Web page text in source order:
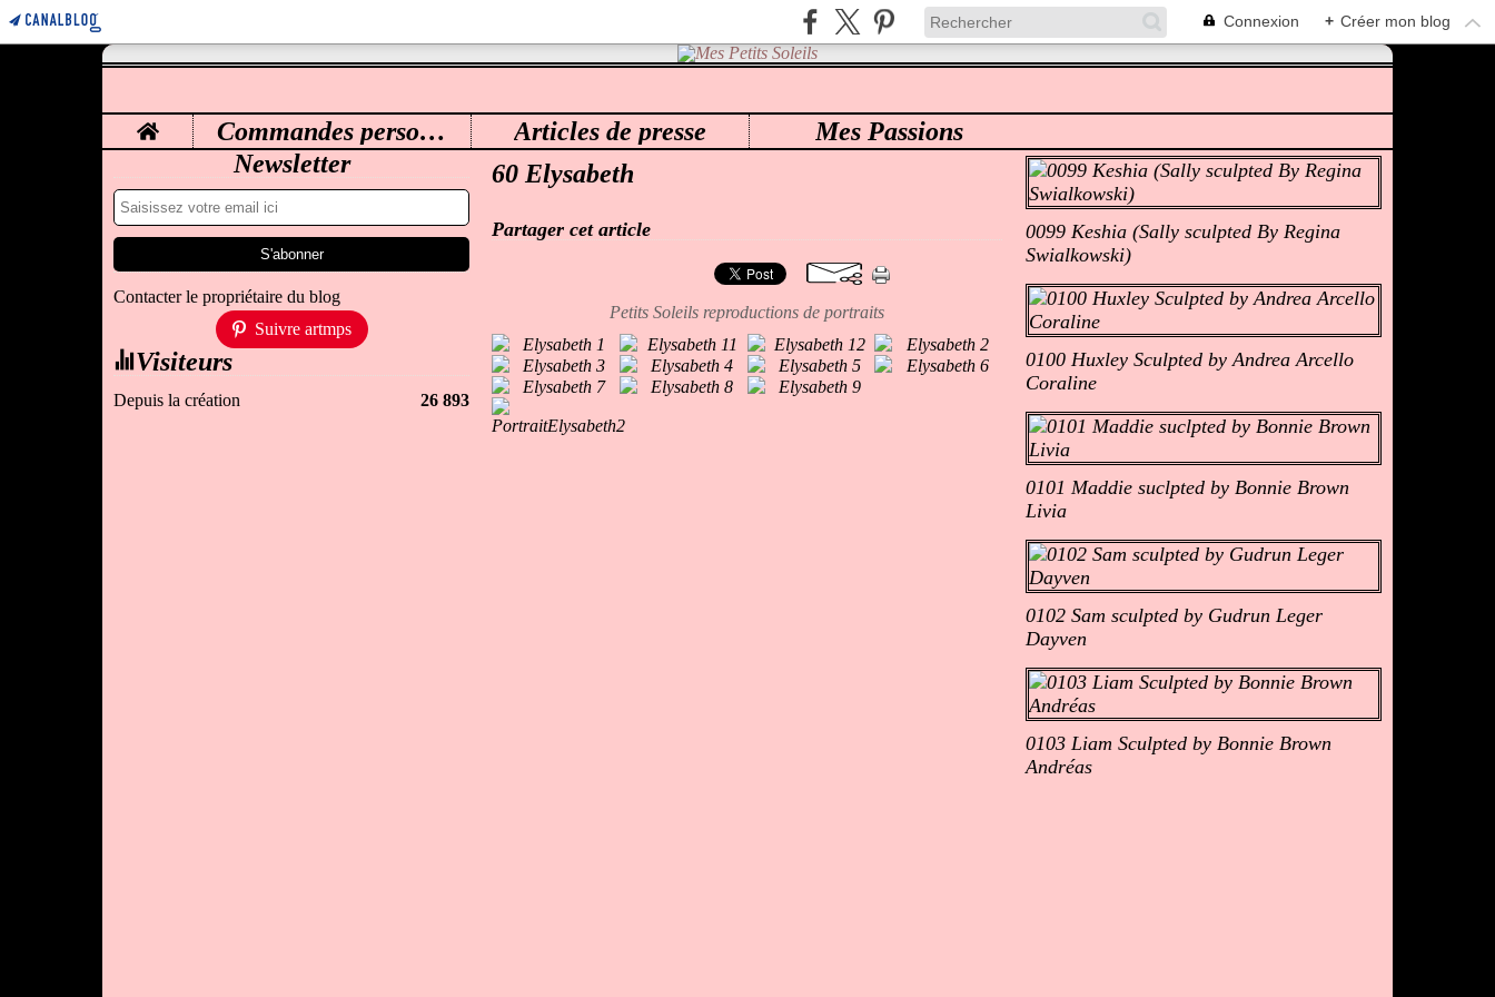
Connexion + Créer mon blog
Home Commandes personnalisées Articles de presse
Mes Passions
Newsletter
Contacter le propriétaire du blog
Suivre artmps
Visiteurs
Depuis la création 26 893
MES PETITS SOLEILS > CATEGORIES > - MES PETITS SOLEILS
60 Elysabeth
Partager cet article
Petits Soleils reproductions de portraits
0099 Keshia (Sally sculpted By Regina
Swialkowski)
0100 Huxley Sculpted by Andrea Arcello
Coraline
0101 Maddie suclpted by Bonnie Brown
Livia
0102 Sam sculpted by Gudrun Leger
Dayven
0103 Liam Sculpted by Bonnie Brown
Andréas